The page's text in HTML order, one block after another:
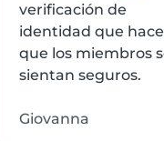
verificación de
identidad que
que los miembros
sientan seguros.
Giovanna